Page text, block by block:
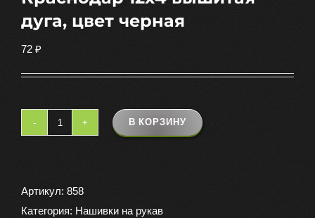
дуга, цвет черная
72 ₽
Количество
(
шеврон
В КОРЗИНУ
Артикул: 858
Категория: Нашивки на рукав